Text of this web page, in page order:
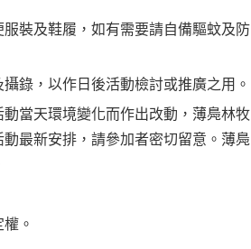
裝及鞋履，如有需要請自備驅蚊及防
錄，以作日後活動檢討或推廣之用。
當天環境變化而作出改動，薄鳧林牧
最新安排，請參加者密切留意。薄鳧
。